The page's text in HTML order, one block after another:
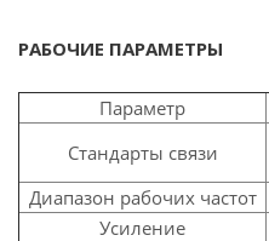
РАБОЧИЕ ПАРАМЕТРЫ
Параметр
Стандарты связи
Диапазон рабочих частот
Усиление